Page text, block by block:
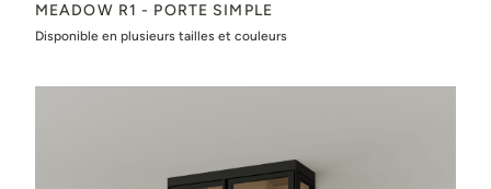
MEADOW R1 - PORTE SIMPLE
Disponible en plusieurs tailles et couleurs